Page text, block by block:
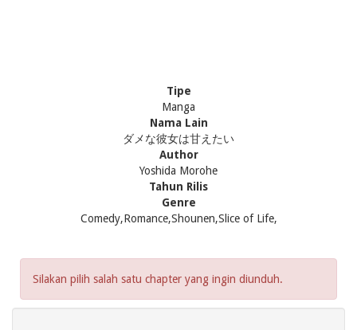
Tipe
Manga
Nama Lain
ダメな彼女は甘えたい
Author
Yoshida Morohe
Tahun Rilis
Genre
Comedy,Romance,Shounen,Slice of Life,
Silakan pilih salah satu chapter yang ingin diunduh.